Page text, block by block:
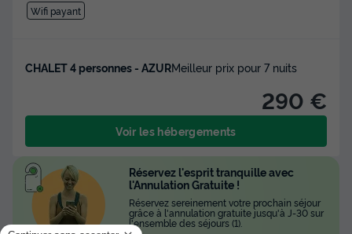
Wifi payant
CHALET 4 personnes - AZURMeilleur prix pour 7 nuits
290 €
Voir les hébergements
Réservez l'esprit tranquille avec
l'Annulation Gratuite !
Réservez sereinement votre prochain séjour
grâce à l'annulation gratuite jusqu'à J-30 sur
l'ensemble des séjours (1).